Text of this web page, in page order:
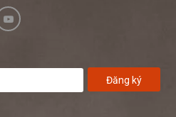
Đăng ký